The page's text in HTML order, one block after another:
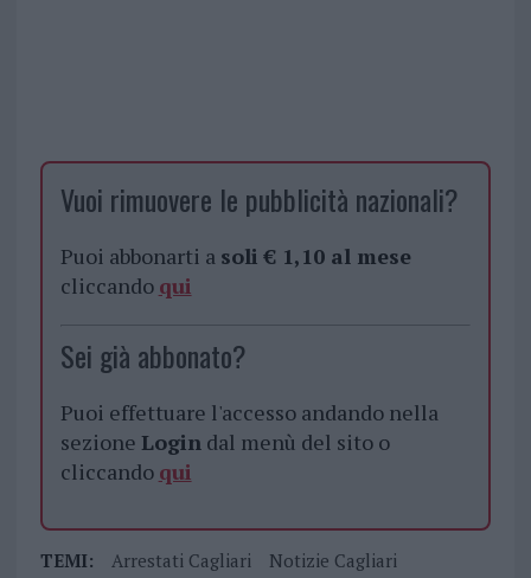
Vuoi rimuovere le pubblicità nazionali?
Puoi abbonarti a soli € 1,10 al mese
cliccando qui
Sei già abbonato?
Puoi effettuare l'accesso andando nella
sezione Logindal menù del sito o
cliccando qui
TEMI: Arrestati Cagliari
Notizie Cagliari